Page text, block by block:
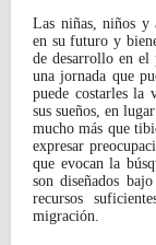
Las niñas, niños y
en su futuro y
de desarrollo en el
una jornada que
puede costarles
sus sueños, en
mucho más que
expresar
que evocan la
son diseñados
recursos
migración.